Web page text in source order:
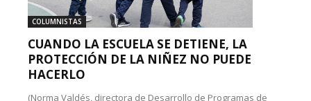
COLUMNISTAS
CUANDO LA ESCUELA SE DETIENE, LA
PROTECCIÓN DE LA NIÑEZ NO PUEDE
HACERLO
(Norma Valdés, directora de Desarrollo de Programas de